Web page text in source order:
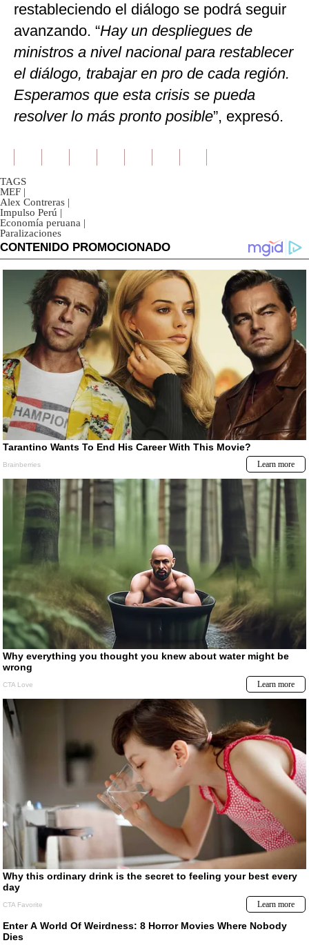
restableciendo el diálogo se podrá seguir
avanzando. “Hay un despliegues de
ministros a nivel nacional para restablecer
el diálogo, trabajar en pro de cada región.
Esperamos que esta crisis se pueda
resolver lo más pronto posible”, expresó.
TAGS
MEF |
Alex Contreras |
Impulso Perú |
Economía peruana |
Paralizaciones